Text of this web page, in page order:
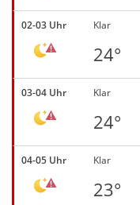
02-03 Uhr Klar
24°
03-04 Uhr Klar
24°
04-05 Uhr Klar
23°